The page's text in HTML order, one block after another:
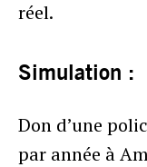
réel.
Simulation :
Don d’une
par année à